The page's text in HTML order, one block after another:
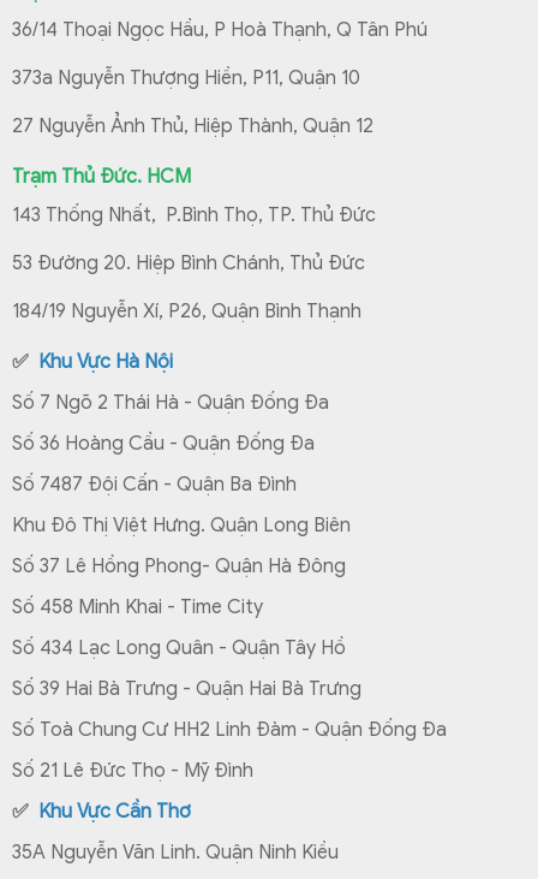
36/14 Thoại Ngọc Hầu, P Hoà Thạnh, Q Tân Phú
373a Nguyễn Thượng Hiền, P11, Quận 10
27 Nguyễn Ảnh Thủ, Hiệp Thành, Quận 12
Trạm Thủ Đức. HCM
143 Thống Nhất, P.Bình Thọ, TP. Thủ Đức
53 Đường 20. Hiệp Bình Chánh, Thủ Đức
184/19 Nguyễn Xí, P26, Quận Bình Thạnh
✅ Khu Vực Hà Nội
Số 7 Ngõ 2 Thái Hà - Quận Đống Đa
Số 36 Hoàng Cầu - Quận Đống Đa
Số 7487 Đội Cấn - Quận Ba Đình
Khu Đô Thị Việt Hưng. Quận Long Biên
Số 37 Lê Hồng Phong- Quận Hà Đông
Số 458 Minh Khai - Time City
Số 434 Lạc Long Quân - Quận Tây Hồ
Số 39 Hai Bà Trưng - Quận Hai Bà Trưng
Số Toà Chung Cư HH2 Linh Đàm - Quận Đống Đa
Số 21 Lê Đức Thọ - Mỹ Đình
✅ Khu Vực Cần Thơ
35A Nguyễn Văn Linh. Quận Ninh Kiều